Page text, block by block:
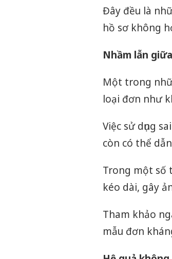
Đây đều là
hồ sơ không
Nhầm lẫn
Một trong
loại đơn như
Việc sử dụng
còn có thể
Trong một số
kéo dài, gây
Tham khảo
mẫu đơn